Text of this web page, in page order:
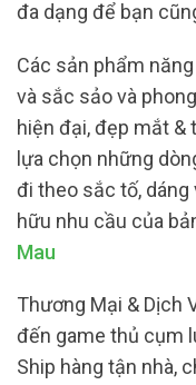
đa dạng để bạn
Các sản phẩm
và sắc sảo và
hiện đại, đẹp mắt &
lựa chọn những
đi theo sắc tố,
hữu nhu cầu của
Mau
Thương Mại & Dịch
đến game thủ cụm
Ship hàng tận nhà,